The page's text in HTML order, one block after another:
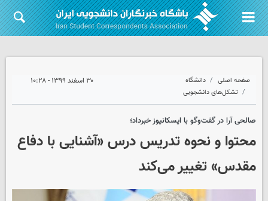
صفحه اصلی
دانشگاه
تشکل‌های دانشجویی
۳۰ اسفند ۱۳۹۹ - ۱۰:۲۸
صالحی آرا در گفت‌وگو با ایسکانیوز خبرداد؛
محتوا و نحوه تدریس درس «آشنایی با دفاع
مقدس» تغییر می‌کند